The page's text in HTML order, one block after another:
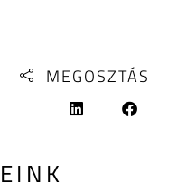
MEGOSZTÁS